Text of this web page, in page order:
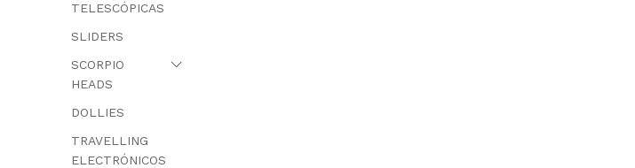
TELESCÓPICAS
SLIDERS
SCORPIO
HEADS
DOLLIES
TRAVELLING
ELECTRÓNICOS